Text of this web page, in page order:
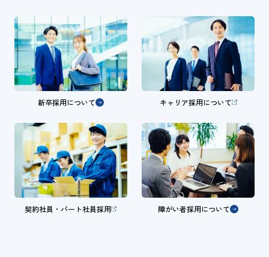
新卒採用について キャリア採用について
契約社員・パート社員採用 障がい者採用について